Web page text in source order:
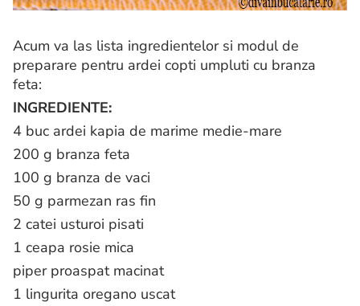
Acum va las lista ingredientelor si modul de
preparare pentru ardei copti umpluti cu branza
feta:
INGREDIENTE:
4 buc ardei kapia de marime medie-mare
200 g branza feta
100 g branza de vaci
50 g parmezan ras fin
2 catei usturoi pisati
1 ceapa rosie mica
piper proaspat macinat
1 lingurita oregano uscat